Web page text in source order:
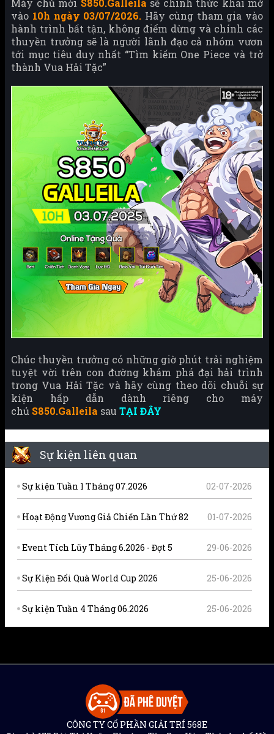
Máy chủ mới S850.Galleila sẽ chính thức khai mở
vào 10h ngày 03/07/2026. Hãy cùng tham gia vào
hành trình bất tận, không điểm dừng và chính các
thuyền trưởng sẽ là người lãnh đạo cả nhóm vươn
tới mục tiêu duy nhất “Tìm kiếm One Piece và trở
thành Vua Hải Tặc”
Chúc thuyền trưởng có những giờ phút trải nghiệm
tuyệt vời trên con đường khám phá đại hải trình
trong Vua Hải Tặc và hãy cùng theo dõi chuỗi sự
kiện hấp dẫn dành riêng cho máy
chủ S850.Galleila sau TẠI ĐÂY
Sự kiện liên quan
Sự kiện Tuần 1 Tháng 07.2026 02-07-2026
Hoạt Động Vương Giả Chiến Lần Thứ 82 01-07-2026
Event Tích Lũy Tháng 6.2026 - Đợt 5 29-06-2026
Sự Kiện Đổi Quà World Cup 2026 25-06-2026
Sự kiện Tuần 4 Tháng 06.2026 25-06-2026
CÔNG TY CỔ PHẦN GIẢI TRÍ 568E